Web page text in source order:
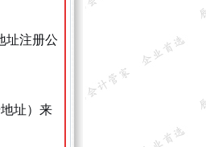
址注册公
址）来